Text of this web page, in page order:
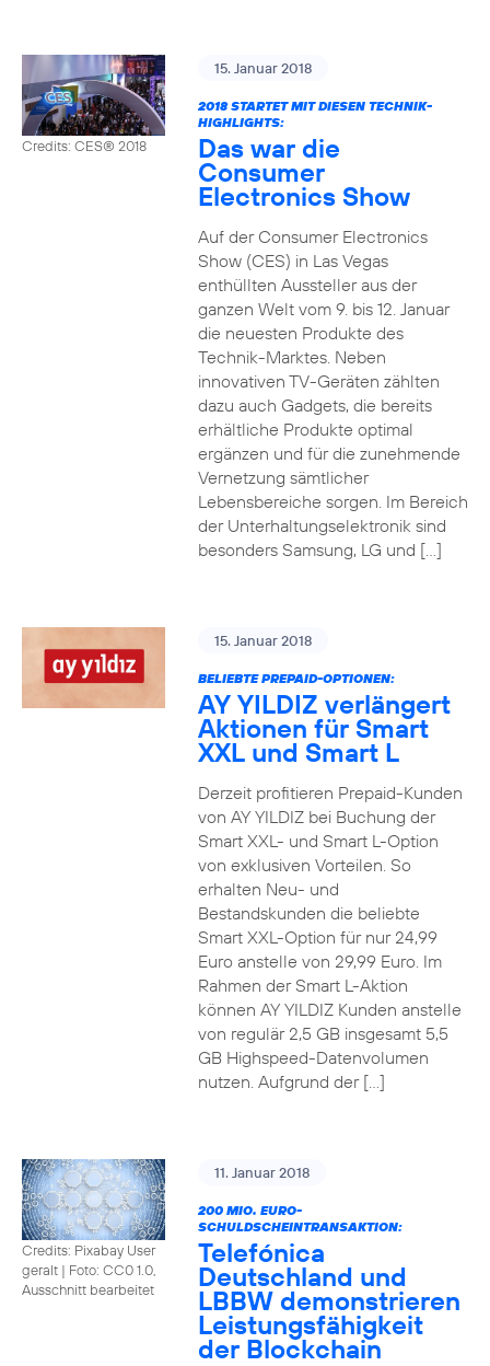
Credits: CES® 2018
15. Januar 2018
2018 STARTET MIT DIESEN TECHNIK-
HIGHLIGHTS:
Das war die
Consumer
Electronics Show
Auf der Consumer Electronics
Show (CES) in Las Vegas
enthüllten Aussteller aus der
ganzen Welt vom 9. bis 12. Januar
die neuesten Produkte des
Technik-Marktes. Neben
innovativen TV-Geräten zählten
dazu auch Gadgets, die bereits
erhältliche Produkte optimal
ergänzen und für die zunehmende
Vernetzung sämtlicher
Lebensbereiche sorgen. Im Bereich
der Unterhaltungselektronik sind
besonders Samsung, LG und […]
15. Januar 2018
BELIEBTE PREPAID-OPTIONEN:
AY YILDIZ verlängert
Aktionen für Smart
XXL und Smart L
Derzeit profitieren Prepaid-Kunden
von AY YILDIZ bei Buchung der
Smart XXL- und Smart L-Option
von exklusiven Vorteilen. So
erhalten Neu- und
Bestandskunden die beliebte
Smart XXL-Option für nur 24,99
Euro anstelle von 29,99 Euro. Im
Rahmen der Smart L-Aktion
können AY YILDIZ Kunden anstelle
von regulär 2,5 GB insgesamt 5,5
GB Highspeed-Datenvolumen
nutzen. Aufgrund der […]
Credits: Pixabay User
geralt | Foto: CC0 1.0,
Ausschnitt bearbeitet
11. Januar 2018
200 MIO. EURO-
SCHULDSCHEINTRANSAKTION:
Telefónica
Deutschland und
LBBW demonstrieren
Leistungsfähigkeit
der Blockchain